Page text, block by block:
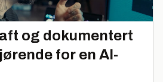
og dokumentert
for en AI-